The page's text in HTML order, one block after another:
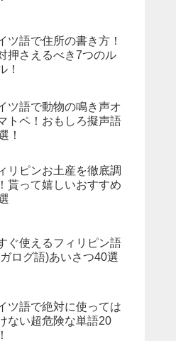
ツ語で住所の書き方！
押さえるべき7つのル
！
ツ語で動物の鳴き声オ
トペ！おもしろ擬声語
！
リピンお土産を徹底調
貰って嬉しいおすすめ
ぐ使えるフィリピン語
ログ語)あいさつ40選
ツ語で絶対に使っては
ない超危険な単語20